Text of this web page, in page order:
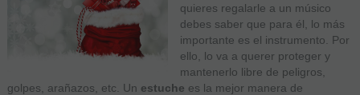
quieres regalarle a un músico
debes saber que para él, lo más
importante es el instrumento. Por
ello, lo va a querer proteger y
mantenerlo libre de peligros,
golpes, arañazos, etc. Un estuche es la mejor manera de